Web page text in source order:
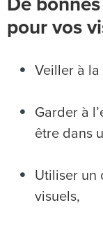
De
pour vos
Veiller à la
Garder à
être dans
Utiliser un
visuels,